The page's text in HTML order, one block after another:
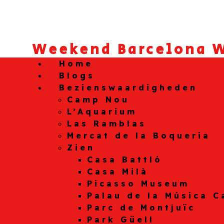
Weekend Barcelona
Home
Blogs
Bezienswaardigheden
Camp Nou
L’Aquarium
Las Ramblas
Mercat de la Boqueria
Zien
Casa Battló
Casa Milà
Picasso Museum
Palau de la Música
Parc de Montjuïc
Park Güell